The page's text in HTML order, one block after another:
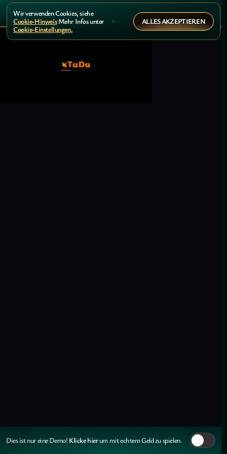
Dies ist nur eine Demo! Klicke hierum mit echtem Geld zu spielen.
Wir verwenden Cookies, siehe
Cookie-HinweisMehr Infos unter
Cookie-Einstellungen.
ALLES AKZEPTIEREN